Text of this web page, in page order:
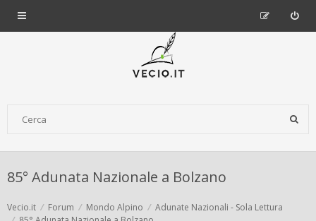
85° Adunata Nazionale a Bolzano
Vecio.it Forum Mondo Alpino
Adunate Nazionali - Sola Lettura